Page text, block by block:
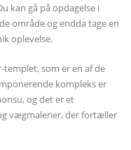
kan gå på opdagelse i
område og endda tage en
oplevelse.
som er en af ​​de
kompleks er
og det er et
vægmalerier, der fortæller